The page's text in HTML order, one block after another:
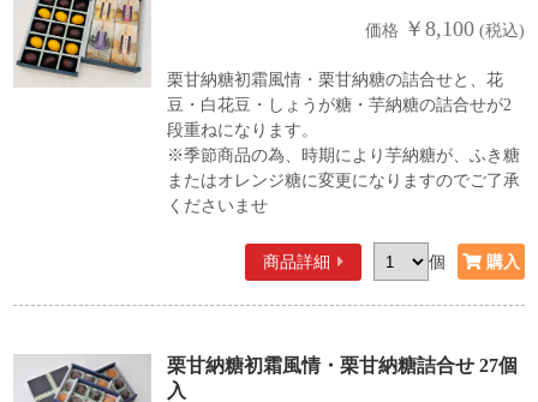
価格 ￥8,100(税込)
栗甘納糖初霜風情・栗甘納糖の詰合せと、花
豆・白花豆・しょうが糖・芋納糖の詰合せが2
段重ねになります。
※季節商品の為、時期により芋納糖が、ふき糖
またはオレンジ糖に変更になりますのでご了承
くださいませ
商品詳細 個
栗甘納糖初霜風情・栗甘納糖詰合せ 27個
入